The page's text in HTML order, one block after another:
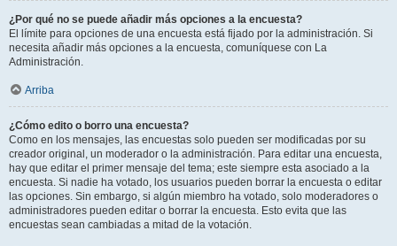
¿Por qué no se puede añadir más opciones a la encuesta?
El límite para opciones de una encuesta está fijado por la administración. Si
necesita añadir más opciones a la encuesta, comuníquese con La
Administración.
Arriba
¿Cómo edito o borro una encuesta?
Como en los mensajes, las encuestas solo pueden ser modificadas por su
creador original, un moderador o la administración. Para editar una encuesta,
hay que editar el primer mensaje del tema; este siempre esta asociado a la
encuesta. Si nadie ha votado, los usuarios pueden borrar la encuesta o editar
las opciones. Sin embargo, si algún miembro ha votado, solo moderadores o
administradores pueden editar o borrar la encuesta. Esto evita que las
encuestas sean cambiadas a mitad de la votación.